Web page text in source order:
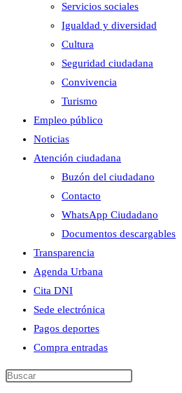
Servicios sociales
Igualdad y diversidad
Cultura
Seguridad ciudadana
Convivencia
Turismo
Empleo público
Noticias
Atención ciudadana
Buzón del ciudadano
Contacto
WhatsApp Ciudadano
Documentos descargables
Transparencia
Agenda Urbana
Cita DNI
Sede electrónica
Pagos deportes
Compra entradas
Buscar